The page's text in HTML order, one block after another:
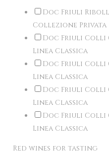
Doc Friuli
Collezione Privata
Doc Friuli Colli
Linea Classica
Doc Friuli Colli
Linea Classica
Doc Friuli Colli
Linea Classica
Doc Friuli Colli
Linea Classica
Red wines for tasting